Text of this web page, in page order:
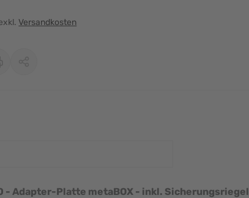
Versandkosten
- Adapter-Platte metaBOX - inkl. Sicherungsriegel